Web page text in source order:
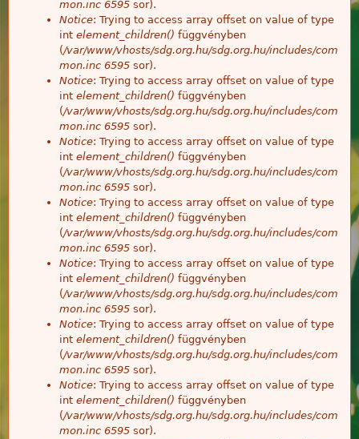
mon.inc 6595 sor).
Notice: Trying to access array offset on value of type
int element_children() függvényben
(/var/www/vhosts/sdg.org.hu/sdg.org.hu/includes/com
mon.inc 6595 sor).
Notice: Trying to access array offset on value of type
int element_children() függvényben
(/var/www/vhosts/sdg.org.hu/sdg.org.hu/includes/com
mon.inc 6595 sor).
Notice: Trying to access array offset on value of type
int element_children() függvényben
(/var/www/vhosts/sdg.org.hu/sdg.org.hu/includes/com
mon.inc 6595 sor).
Notice: Trying to access array offset on value of type
int element_children() függvényben
(/var/www/vhosts/sdg.org.hu/sdg.org.hu/includes/com
mon.inc 6595 sor).
Notice: Trying to access array offset on value of type
int element_children() függvényben
(/var/www/vhosts/sdg.org.hu/sdg.org.hu/includes/com
mon.inc 6595 sor).
Notice: Trying to access array offset on value of type
int element_children() függvényben
(/var/www/vhosts/sdg.org.hu/sdg.org.hu/includes/com
mon.inc 6595 sor).
Notice: Trying to access array offset on value of type
int element_children() függvényben
(/var/www/vhosts/sdg.org.hu/sdg.org.hu/includes/com
mon.inc 6595 sor).